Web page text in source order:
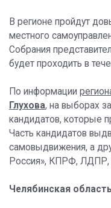
В регионе пройдут
местного
Собрания
будет проходить в
По информации
Глухова, на выборах
кандидатов, которые
Часть кандидатов
самовыдвижения, а
Россия», КПРФ,
Челябинская область